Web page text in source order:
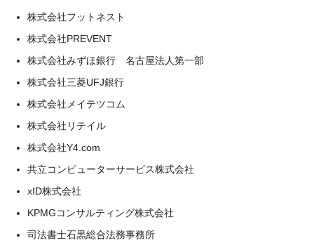
株式会社フットネスト
株式会社PREVENT
株式会社みずほ銀行 名古屋法人第一部
株式会社三菱UFJ銀行
株式会社メイテツコム
株式会社リテイル
株式会社Y4.com
共立コンピューターサービス株式会社
xID株式会社
KPMGコンサルティング株式会社
司法書士石黒総合法務事務所